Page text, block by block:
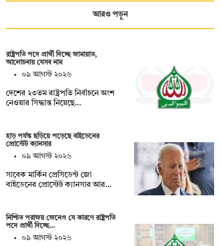
আরও পড়ুন
রাষ্ট্রপতি পদে প্রার্থী দিচ্ছে জামায়াত,
আলোচনায় যেসব নাম
০৯ আগস্ট ২০২৬
দেশের ২৩তম রাষ্ট্রপতি নির্বাচনে অংশ
নেওয়ার সিদ্ধান্ত নিয়েছে…
হাড় পর্যন্ত ছড়িয়ে পড়েছে বাইডেনের
প্রোস্টেট ক্যানসার
০৯ আগস্ট ২০২৬
সাবেক মার্কিন প্রেসিডেন্ট জো
বাইডেনের প্রোস্টেট ক্যানসার আর…
নিশ্চিত পরাজয় জেনেও যে কারণে রাষ্ট্রপতি
পদে প্রার্থী দিচ্ছে…
০৯ আগস্ট ২০২৬